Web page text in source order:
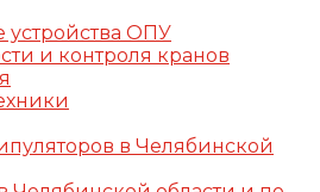
ОПУ
и контроля кранов
в Челябинской